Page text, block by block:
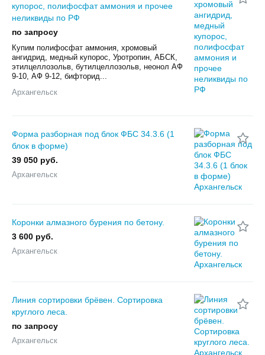
купорос, полифосфат аммония и прочее
неликвиды по РФ
по запросу
Купим полифосфат аммония, хромовый
ангидрид, медный купорос, Уротропин, АБСК,
этилцеллозольв, бутилцеллозольв, неонол АФ
9-10, АФ 9-12, бифторид...
Архангельск
Форма разборная под блок ФБС 34.3.6 (1
блок в форме)
39 050 руб.
Архангельск
Коронки алмазного бурения по бетону.
3 600 руб.
Архангельск
Линия сортировки брёвен. Сортировка
круглого леса.
по запросу
Архангельск